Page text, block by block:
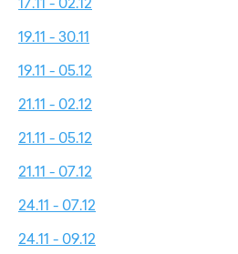
19.11 - 30.11
19.11 - 05.12
21.11 - 02.12
21.11 - 05.12
21.11 - 07.12
24.11 - 07.12
24.11 - 09.12